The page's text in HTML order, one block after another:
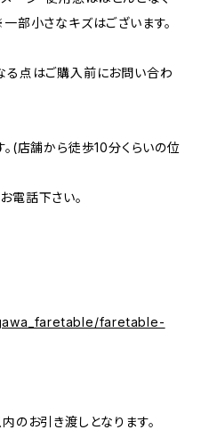
部小さなキズはございます。
る点はご購入前にお問い合わ
(店舗から徒歩10分くらいの位
電話下さい。
faretable-
のお引き渡しとなります。